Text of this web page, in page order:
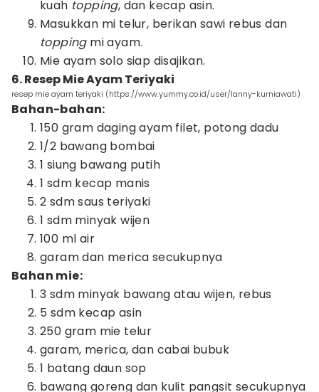
kuah topping, dan kecap asin.
Masukkan mi telur, berikan sawi rebus dan
toppingmi ayam.
Mie ayam solo siap disajikan.
6. Resep Mie Ayam Teriyaki
resep mie ayam teriyaki (https://www.yummy.co.id/user/lanny-kurniawati)
Bahan-bahan:
150 gram daging ayam filet, potong dadu
1/2 bawang bombai
1 siung bawang putih
1 sdm kecap manis
2 sdm saus teriyaki
1 sdm minyak wijen
100 ml air
garam dan merica secukupnya
Bahan mie:
3 sdm minyak bawang atau wijen, rebus
5 sdm kecap asin
250 gram mie telur
garam, merica, dan cabai bubuk
1 batang daun sop
bawang goreng dan kulit pangsit secukupnya